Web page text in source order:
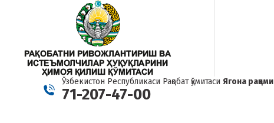
Ўзбекистон Республикаси Рақобат қўмитаси Ягона рақами
71-207-47-00
ФАОЛИЯТ